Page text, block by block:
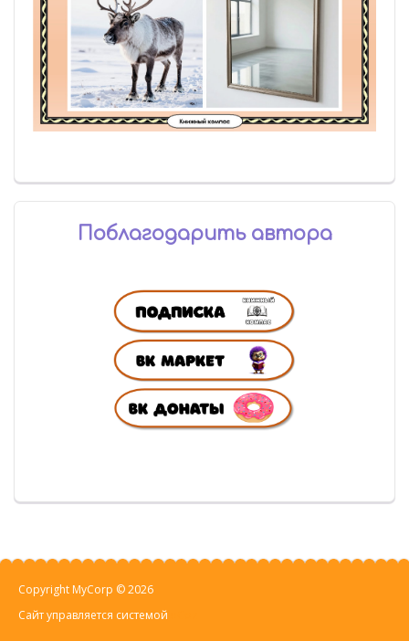
Поблагодарить автора
Copyright MyCorp © 2026
Сайт управляется системой